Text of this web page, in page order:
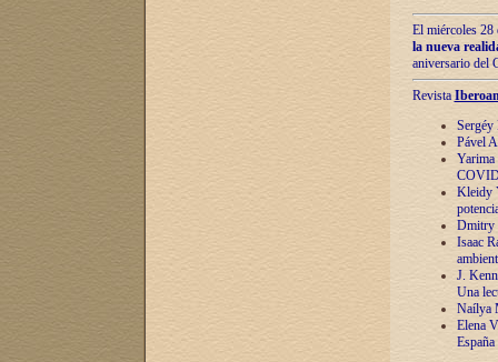
El miércoles 28
la nueva
aniversario del
Revista
Sergéy
Pável
Yarima
Kleidy
Dmitry
Isaac
J.
Una
Naílya
Elena
España